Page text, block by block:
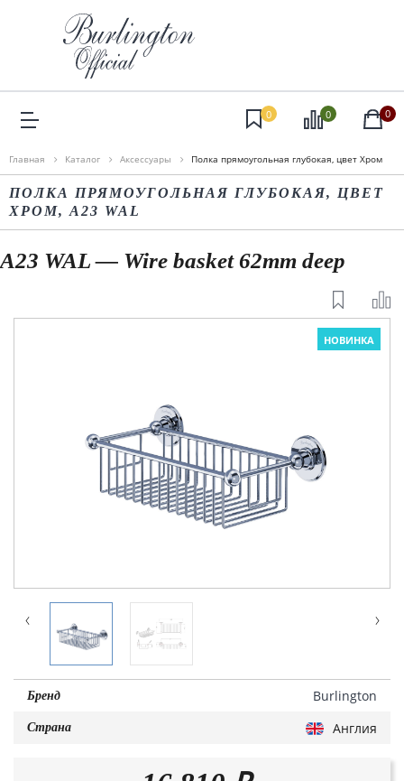
0 0 0
Главная Каталог Аксессуары Полка прямоугольная глубокая, цвет Хром
ПОЛКА ПРЯМОУГОЛЬНАЯ ГЛУБОКАЯ, ЦВЕТ
ХРОМ, A23 WAL
A23 WAL — Wire basket 62mm deep
НОВИНКА
Бренд Burlington
Страна Англия